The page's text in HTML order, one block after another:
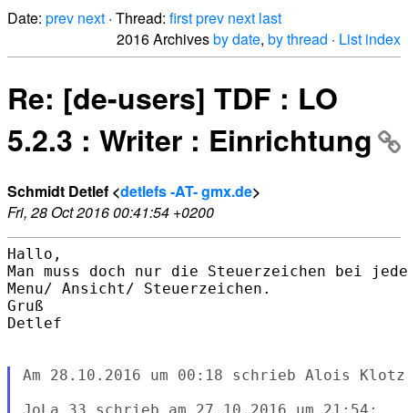
Date: prev next · Thread: firstprev next last
2016 Archivesby date, by thread · List index
Re: [de-users] TDF : LO
5.2.3 : Writer : Einrichtung
Schmidt Detlef <detlefs -AT- gmx.de>
Fri, 28 Oct 2016 00:41:54 +0200
Hallo,
Man muss doch nur die Steuerzeichen bei
Menu/ Ansicht/ Steuerzeichen.
Gruß
Detlef
Am 28.10.2016 um 00:18 schrieb Alois